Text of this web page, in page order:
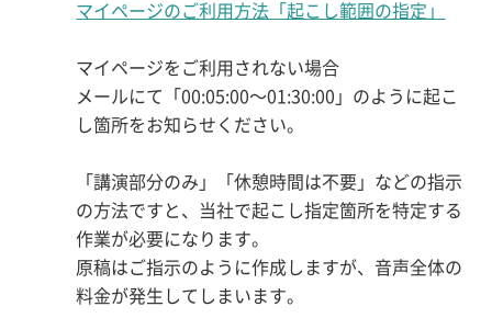
マイページのご利用方法「起こし範囲の指定」
マイページをご利用されない場合
メールにて「00:05:00～01:30:00」のように起こ
し箇所をお知らせください。
「講演部分のみ」「休憩時間は不要」などの指示
の方法ですと、当社で起こし指定箇所を特定する
作業が必要になります。
原稿はご指示のように作成しますが、音声全体の
料金が発生してしまいます。